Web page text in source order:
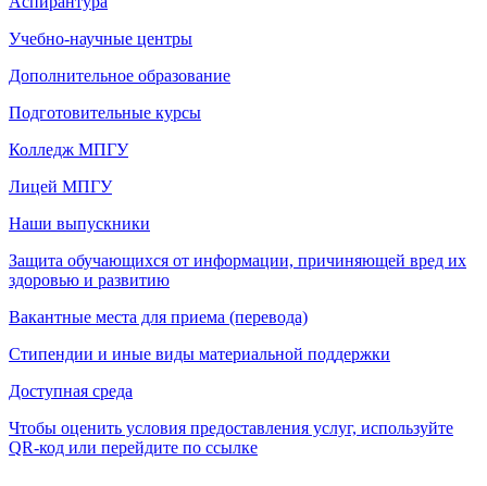
Учебно-научные центры
Дополнительное образование
Подготовительные курсы
Колледж МПГУ
Лицей МПГУ
Наши выпускники
Защита обучающихся от информации, причиняющей вред их
здоровью и развитию
Вакантные места для приема (перевода)
Стипендии и иные виды материальной поддержки
Доступная среда
Чтобы оценить условия предоставления услуг, используйте
QR-код или перейдите по ссылке